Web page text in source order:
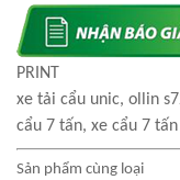
PRINT
xe tải cẩu unic, ollin
cẩu 7 tấn, xe cẩu 7 tấn
Sản phẩm cùng loại